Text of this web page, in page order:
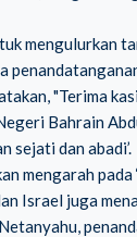
mengulurkan
"Terima
Bahrain
sejati dan abadi’.
mengarah
Israel juga